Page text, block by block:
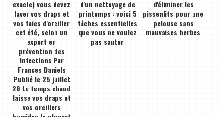
exacte) vous devez
laver vos draps et
vos taies d'oreiller
cet été, selon un
expert en
prévention des
infections Par
Frances Daniels
Publié le 25 juillet
26 Le temps chaud
laisse vos draps et
vos oreillers
d'un nettoyage de
printemps : voici 5
tâches essentielles
que vous ne voulez
pas sauter
d'éliminer les
pissenlits pour une
pelouse sans
mauvaises herbes